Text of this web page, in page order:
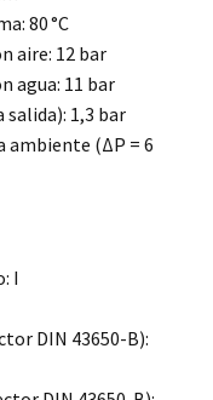
80 °C
aire: 12 bar
agua: 11 bar
1,3 bar
ambiente (ΔP = 6
I
DIN 43650-B):